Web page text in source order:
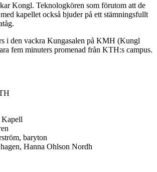
Kongl. Teknologkören som förutom att de
kapellet också bjuder på ett stämningsfullt
i den vackra Kungasalen på KMH (Kungl
fem minuters promenad från KTH:s campus.
baryton
Hanna Ohlson Nordh